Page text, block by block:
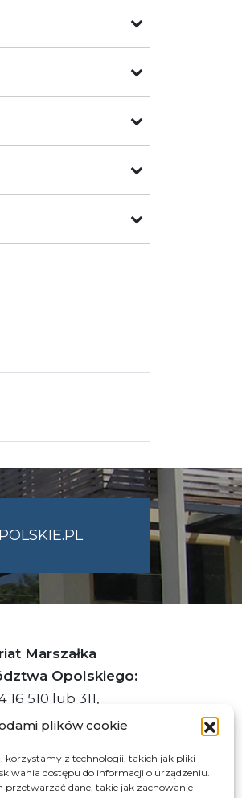
plików cookie
korzystamy z technologii, takich jak pliki
dostępu do informacji o urządzeniu.
dane, takie jak zachowanie
Marszałka
Opolskiego:
16 510 lub 311,
16 512
SkrytkaESP